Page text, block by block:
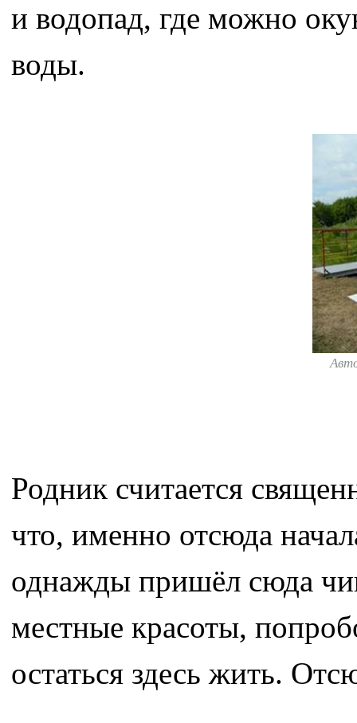
и водопад, где можно
воды.
Родник считается
что, именно отсюда
однажды пришёл сюда
местные красоты,
остаться здесь жить.